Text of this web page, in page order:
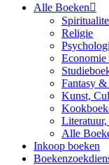
Alle Boeken
Religie
Fantasy
Kunst,
Alle
Inkoop boeken